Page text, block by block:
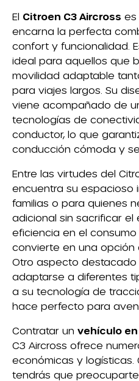
El Citroen C3 Aircross es
encarna la perfecta
confort y funcionalidad.
ideal para aquellos que
movilidad adaptable
para viajes largos. Su
viene acompañado de
tecnologías de
conductor, lo que
conducción cómoda y
Entre las virtudes del
encuentra su espacioso
familias o para quienes
adicional sin sacrificar el
eficiencia en el
convierte en una opción
Otro aspecto destacado
adaptarse a diferentes
a su tecnología de
hace perfecto para
Contratar un vehículo
C3 Aircross ofrece
económicas y logísticas.
tendrás que